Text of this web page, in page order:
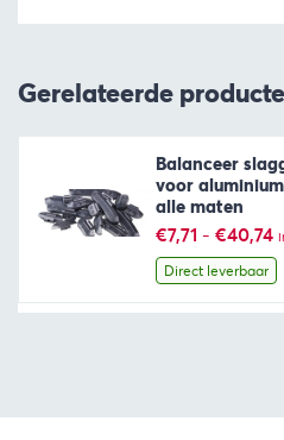
Gerelateerde
Balanceer
voor
alle maten
€7,71 - €40,74
Direct leverbaar